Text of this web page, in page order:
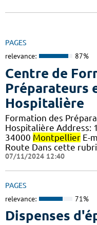
PAGES
relevance: 87%
Centre de
Préparateurs
Hospitalière
Formation des
Hospitalière Address:
34000 Montpellier E-
Route Dans cette
07/11/2024 12:40
PAGES
relevance: 71%
Dispenses